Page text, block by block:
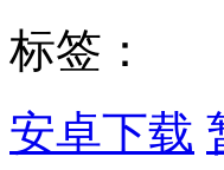
标签：
安卓下载